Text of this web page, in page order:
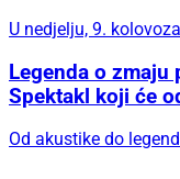
U nedjelju, 9. kolovoza
Legenda o
Spektakl koji će
Od akustike do